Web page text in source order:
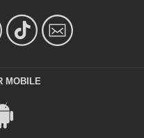
MOBILE